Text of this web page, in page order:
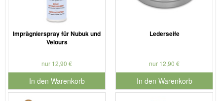
Imprägnierspray für Nubuk und
Velours
nur 12,90 €
In den Warenkorb
für Produktnummer 901179
Lederseife
nur 12,90 €
In den Warenkorb
für Produktnummer 901127